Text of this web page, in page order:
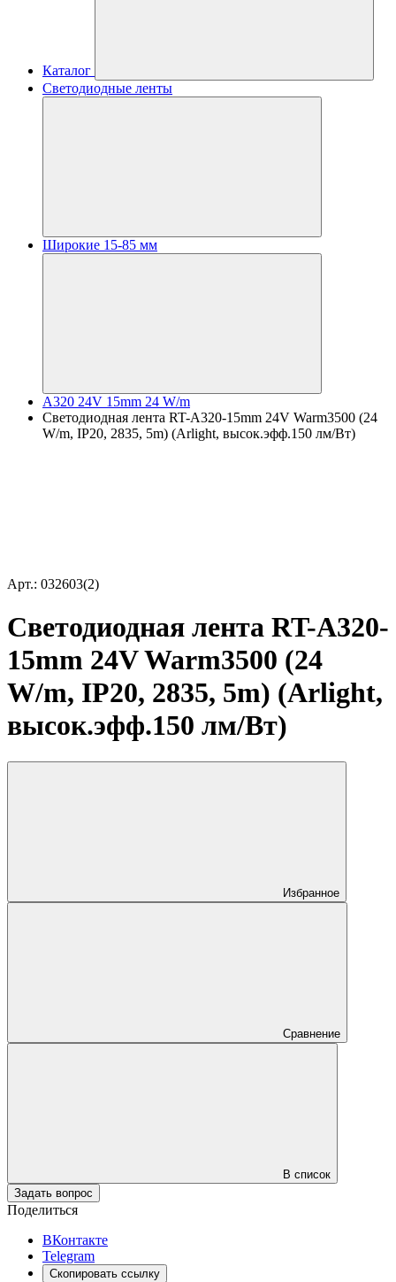
Каталог
Светодиодные ленты
Широкие 15-85 мм
A320 24V 15mm 24 W/m
Светодиодная лента RT-A320-15mm 24V Warm3500 (24
W/m, IP20, 2835, 5m) (Arlight, высок.эфф.150 лм/Вт)
Арт.: 032603(2)
Светодиодная лента RT-A320-
15mm 24V Warm3500 (24
W/m, IP20, 2835, 5m) (Arlight,
высок.эфф.150 лм/Вт)
Избранное
Сравнение
В список
Задать вопрос
Поделиться
ВКонтакте
Telegram
Скопировать ссылку